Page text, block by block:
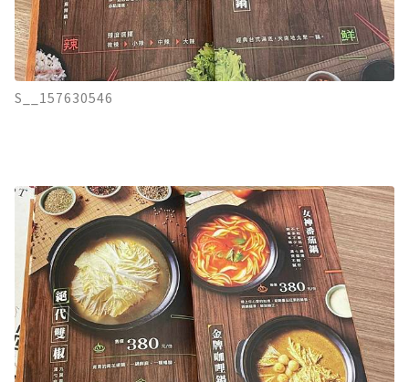
S__157630546